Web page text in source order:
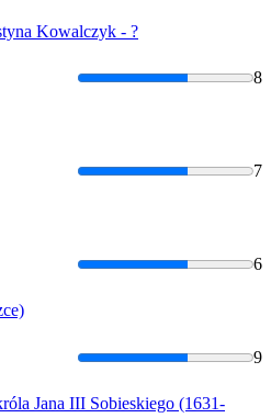
Kowalczyk - ?
8
7
6
9
Jana III Sobieskiego (1631-